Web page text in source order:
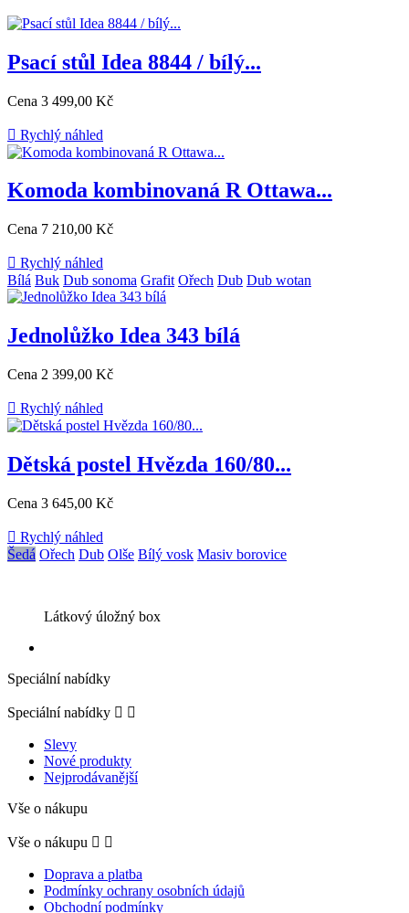
Psací stůl Idea 8844 / bílý...
Cena 3 499,00 Kč
 Rychlý náhled
Komoda kombinovaná R Ottawa...
Cena 7 210,00 Kč
 Rychlý náhled
Bílá Buk Dub sonoma Grafit Ořech Dub Dub wotan
Jednolůžko Idea 343 bílá
Cena 2 399,00 Kč
 Rychlý náhled
Dětská postel Hvězda 160/80...
Cena 3 645,00 Kč
 Rychlý náhled
Šedá Ořech Dub Olše Bílý vosk Masiv borovice
Látkový úložný box
Speciální nabídky
Speciální nabídky  
Slevy
Nové produkty
Nejprodávanější
Vše o nákupu
Vše o nákupu  
Doprava a platba
Podmínky ochrany osobních údajů
Obchodní podmínky